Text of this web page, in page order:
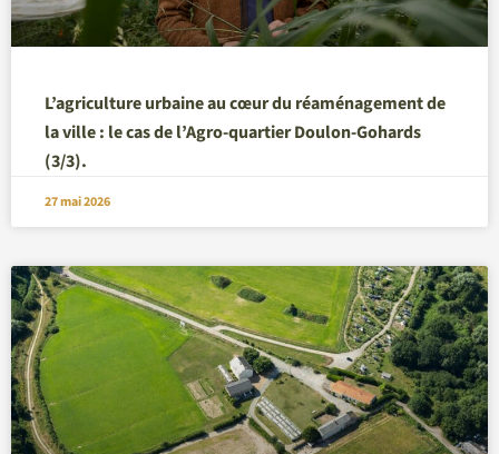
L’agriculture urbaine au cœur du réaménagement de
la ville : le cas de l’Agro-quartier Doulon-Gohards
(3/3).
27 mai 2026